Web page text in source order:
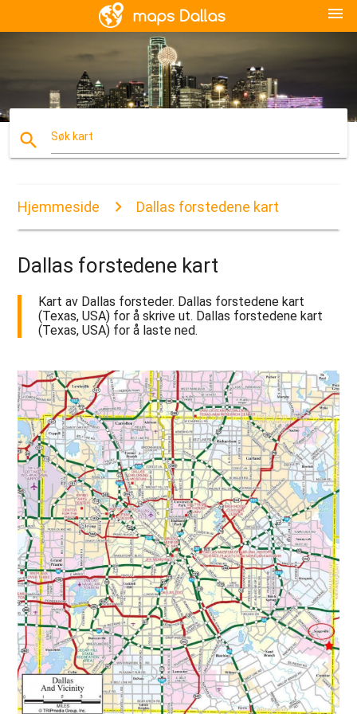
menu
search Søk kart
Hjemmeside Dallas forstedene kart
Dallas forstedene kart
Kart av Dallas forsteder. Dallas forstedene kart
(Texas, USA) for å skrive ut. Dallas forstedene kart
(Texas, USA) for å laste ned.